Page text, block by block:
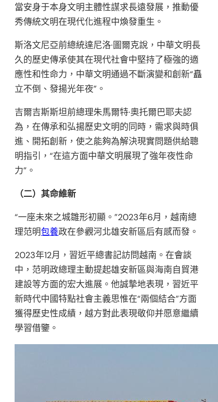
當安身于本身文明主體性謀求長遠發展，推動優
秀傳統文明在現代化進程中煥發重生。
斯洛文尼亞前總統達尼洛·圖爾克說，中華文明長
久的歷史傳承使其在現代社會中堅持了極強的適
應性和性命力，中華文明通過不斷演變和創新“矗
立不倒、發揚光年夜”。
吉爾吉斯斯坦前總理朱馬爾特·奧托爾巴耶夫認
為，在傳承和弘揚歷史文明的同時，需求與時俱
進、開拓創新，使之能夠為解決現實問題供給聰
明指引，“在這方面中華文明展現了強年夜性命
力”。
（二）其命維新
“一座未來之城雛形初顯。”2023年6月，越南總
理范明包養政在參觀河北雄安新區后有感而發。
2023年12月，習近平總書記訪問越南。在會談
中，范明政總理主動提起雄安新區與海南自貿港
建設等方面的宏大進展。他誠摯地表現，習近平
新時代中國特點社會主義思惟在“兩個結合”方面
獲得歷史性成績，越方對此表現敬仰并愿意繼續
學習借鑒。